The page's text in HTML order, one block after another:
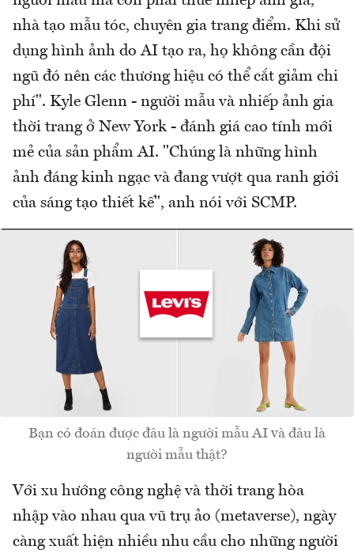
nhà tạo mẫu tóc, chuyên gia trang điểm. Khi sử
dụng hình ảnh do AI tạo ra, họ không cần đội
ngũ đó nên các thương hiệu có thể cắt giảm chi
phí". Kyle Glenn - người mẫu và nhiếp ảnh gia
thời trang ở New York - đánh giá cao tính mới
mẻ của sản phẩm AI. "Chúng là những hình
ảnh đáng kinh ngạc và đang vượt qua ranh giới
của sáng tạo thiết kế", anh nói với SCMP.
Bạn có đoán được đâu là người mẫu AI và đâu là
người mẫu thật?
Với xu hướng công nghệ và thời trang hòa
nhập vào nhau qua vũ trụ ảo (metaverse), ngày
càng xuất hiện nhiều nhu cầu cho những người